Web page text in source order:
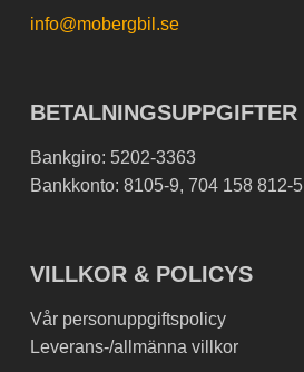
info@mobergbil.se
BETALNINGSUPPGIFTER
Bankgiro: 5202-3363
Bankkonto: 8105-9, 704 158 812-5
VILLKOR & POLICYS
Vår personuppgiftspolicy
Leverans-/allmänna villkor